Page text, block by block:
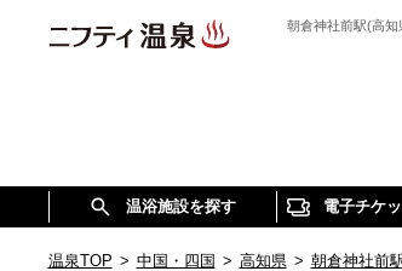
朝倉神社前駅(高
温浴施設を探す 電子チケ
温泉TOP > 中国・四国 > 高知県 > 朝倉神社前